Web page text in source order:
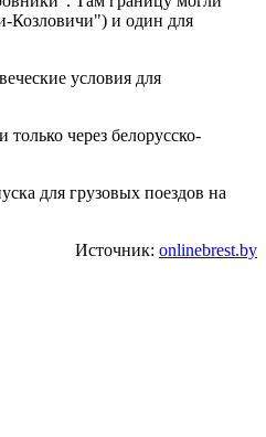
Козловичи") и один для
условия для
через белорусско-
для грузовых поездов на
Источник: onlinebrest.by